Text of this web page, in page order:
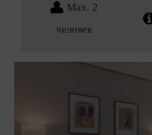
Max. 2
человек